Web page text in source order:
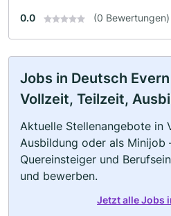
0.0 (0 Bewertungen)
Jobs in Deutsch
Vollzeit, Teilzeit,
Aktuelle Stellenangebote in
Ausbildung oder als Minijob
Quereinsteiger und
und bewerben.
Jetzt alle Jobs